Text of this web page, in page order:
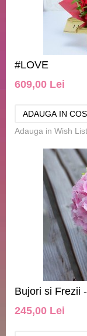
#LOVE
609,00 Lei
Adauga in Wish List
Bujori si Frezii
245,00 Lei